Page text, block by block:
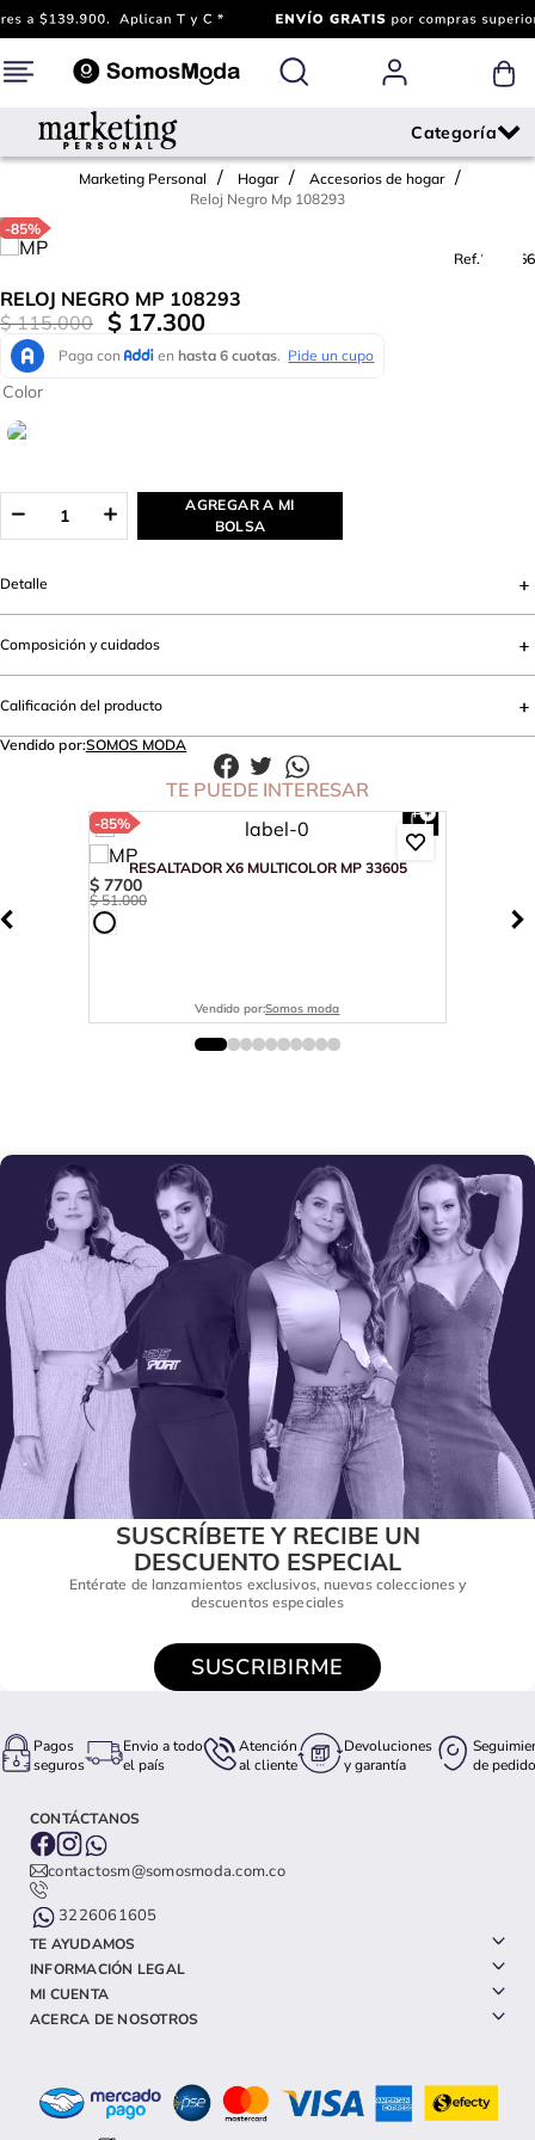
Marketing Personal Hogar
Accesorios de hogar
Reloj Negro Mp 108293
-85%
Ref.770066
RELOJ NEGRO MP 108293
$ 115.000 $ 17.300
Color
AGREGAR A MI
BOLSA
Detalle
Composición y cuidados
Calificación del producto
Vendido por:SOMOS MODA
TE PUEDE INTERESAR
-85%
RESALTADOR X6 MULTICOLOR MP 33605
$ 7700
$ 51.000
Vendido por:Somos moda
SUSCRÍBETE Y RECIBE UN
DESCUENTO ESPECIAL
Entérate de lanzamientos exclusivos, nuevas colecciones y
descuentos especiales
SUSCRIBIRME
Pagos
seguros
Envio a todo
el país
Atención
al cliente
Devoluciones
y garantía
de pedido
CONTÁCTANOS
contactosm@somosmoda.com.co
3226061605
TE AYUDAMOS
INFORMACIÓN LEGAL
MI CUENTA
ACERCA DE NOSOTROS